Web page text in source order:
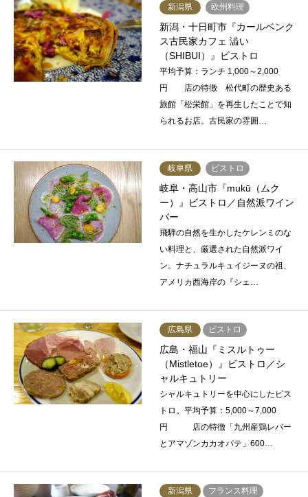
新潟県 欧州料理
新潟・十日町市『カールベンク
ス古民家カフェ 澁い
（SHIBUI）』ビストロ
平均予算：ランチ 1,000～2,000
円 店の特徴 松代町の歴史ある
旅館「松栄館」を再生したことで知
られるお店。古民家の雰囲…
岐阜県 ビストロ
岐阜・高山市『mukū（ムク
ー）』ビストロ／自然派ワイン
バー
飛騨の自然を生かしたケレンミのな
い料理と、厳選された自然派ワイ
ン。ナチュラルキュイジーヌの祖、
アメリカ西海岸の『シェ…
広島県 ビストロ
広島・福山『ミスルトゥー
（Mistletoe）』ビストロ／シ
ャルキュトリー
シャルキュトリーを中心にしたビス
トロ。平均予算：5,000～7,000
円 店の特徴「九州産鶏レバー
とアマゾンカカオパテ」600…
新潟県 フランス料理